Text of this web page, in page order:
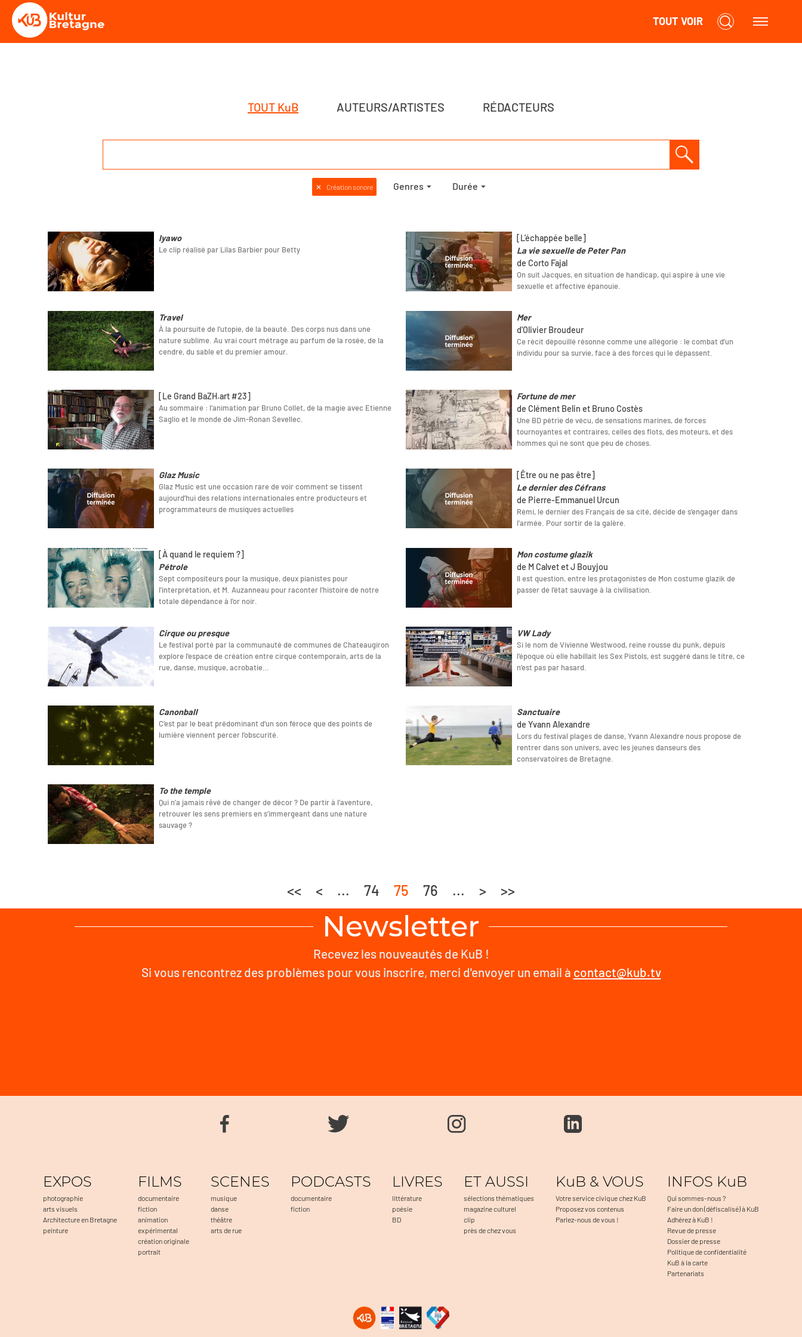
TOUT VOIR
TOUT KuB AUTEURS/ARTISTES RÉDACTEURS
✕ Création sonore Genres Durée
Iyawo
Le clip réalisé par Lilas Barbier pour Betty
[L’échappée belle]
La vie sexuelle de Peter Pan
de Corto Fajal
On suit Jacques, en situation de handicap, qui aspire à une vie
sexuelle et affective épanouie.
Travel
À la poursuite de l’utopie, de la beauté. Des corps nus dans une
nature sublime. Au vrai court métrage au parfum de la rosée, de la
cendre, du sable et du premier amour.
Mer
d'Olivier Broudeur
Ce récit dépouillé résonne comme une allégorie : le combat d’un
individu pour sa survie, face à des forces qui le dépassent.
[Le Grand BaZH.art #23]
Au sommaire : l'animation par Bruno Collet, de la magie avec Etienne
Saglio et le monde de Jim-Ronan Sevellec.
Fortune de mer
de Clément Belin et Bruno Costès
Une BD pétrie de vécu, de sensations marines, de forces
tournoyantes et contraires, celles des flots, des moteurs, et des
hommes qui ne sont que peu de choses.
Glaz Music
Glaz Music est une occasion rare de voir comment se tissent
aujourd’hui des relations internationales entre producteurs et
programmateurs de musiques actuelles
[Être ou ne pas être]
Le dernier des Céfrans
de Pierre-Emmanuel Urcun
Rémi, le dernier des Français de sa cité, décide de s’engager dans
l’armée. Pour sortir de la galère.
[À quand le requiem ?]
Pétrole
Sept compositeurs pour la musique, deux pianistes pour
l'interprétation, et M. Auzanneau pour raconter l’histoire de notre
totale dépendance à l’or noir.
Mon costume glazik
de M Calvet et J Bouyjou
Il est question, entre les protagonistes de Mon costume glazik de
passer de l’état sauvage à la civilisation.
Cirque ou presque
Le festival porté par la communauté de communes de Chateaugiron
explore l'espace de création entre cirque contemporain, arts de la
rue, danse, musique, acrobatie…
VW Lady
Si le nom de Vivienne Westwood, reine rousse du punk, depuis
l’époque où elle habillait les Sex Pistols, est suggéré dans le titre, ce
n’est pas par hasard.
Canonball
C’est par le beat prédominant d’un son féroce que des points de
lumière viennent percer l’obscurité.
Sanctuaire
de Yvann Alexandre
Lors du festival plages de danse, Yvann Alexandre nous propose de
rentrer dans son univers, avec les jeunes danseurs des
conservatoires de Bretagne.
To the temple
Qui n’a jamais rêvé de changer de décor ? De partir à l’aventure,
retrouver les sens premiers en s’immergeant dans une nature
sauvage ?
<< < ... 74 75 76 ... > >>
Newsletter
Recevez les nouveautés de KuB !
Si vous rencontrez des problèmes pour vous inscrire, merci d'envoyer un email à contact@kub.tv
EXPOS
photographie
arts visuels
Architecture en Bretagne
peinture
FILMS
documentaire
fiction
animation
expérimental
création originale
portrait
SCENES
musique
danse
théâtre
arts de rue
PODCASTS
documentaire
fiction
LIVRES
littérature
poésie
BD
ET AUSSI
sélections thématiques
magazine culturel
clip
près de chez vous
KuB & VOUS
Votre service civique chez KuB
Proposez vos contenus
Parlez-nous de vous !
INFOS KuB
Qui sommes-nous ?
Faire un don (défiscalisé) à KuB
Adhérez à KuB !
Revue de presse
Dossier de presse
Politique de confidentialité
KuB à la carte
Partenariats